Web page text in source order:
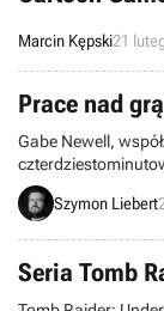
Marcin Kępski21
Prace nad
Gabe Newell,
amerykańskich
bo producent ma
Szymon Liebert
Seria Tomb